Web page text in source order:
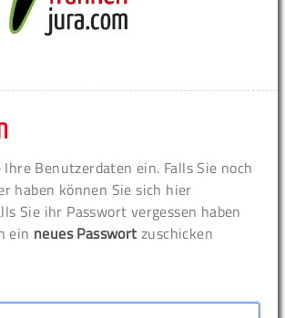
Benutzerdaten ein. Falls Sie noch
haben können Sie sich hier
Sie ihr Passwort vergessen haben
ein neues Passwort zuschicken